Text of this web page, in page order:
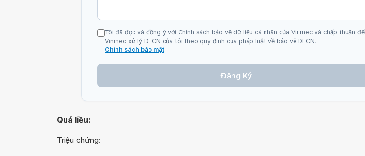
Tôi đã đọc và đồng ý với Chính sách bảo vệ dữ liệu cá nhân của Vinmec và chấp thuận để
Vinmec xử lý DLCN của tôi theo quy định của pháp luật về bảo vệ DLCN.
Chính sách bảo mật
Đăng Ký
Quá liều:
Triệu chứng: